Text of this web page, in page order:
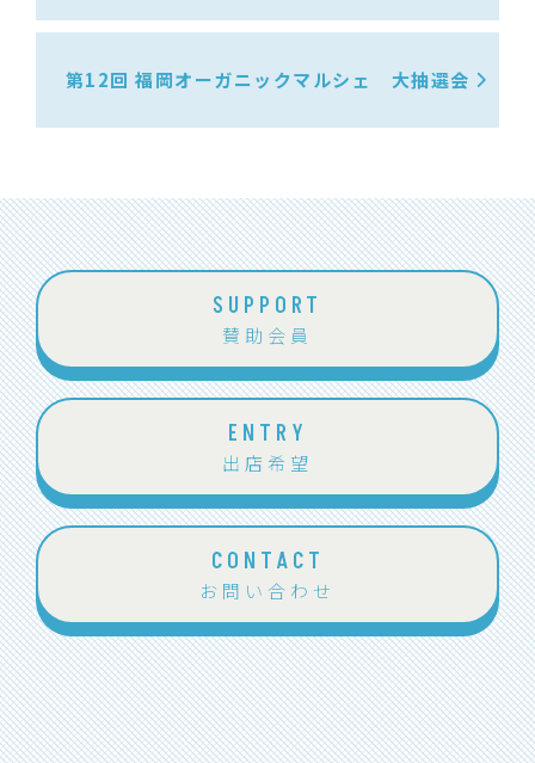
第12回 福岡オーガニックマルシェ 大抽選会
SUPPORT
賛助会員
ENTRY
出店希望
CONTACT
お問い合わせ